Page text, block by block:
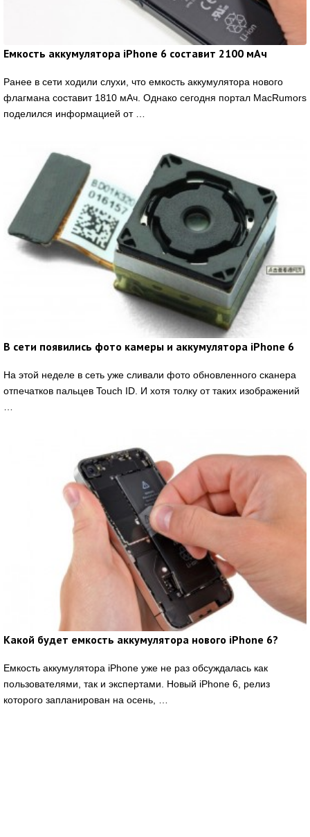
Емкость аккумулятора iPhone 6 составит 2100 мАч
Ранее в сети ходили слухи, что емкость аккумулятора нового
флагмана составит 1810 мАч. Однако сегодня портал MacRumors
поделился информацией от …
В сети появились фото камеры и аккумулятора iPhone 6
На этой неделе в сеть уже сливали фото обновленного сканера
отпечатков пальцев Touch ID. И хотя толку от таких изображений
Какой будет емкость аккумулятора нового iPhone 6?
Емкость аккумулятора iPhone уже не раз обсуждалась как
пользователями, так и экспертами. Новый iPhone 6, релиз
которого запланирован на осень, …